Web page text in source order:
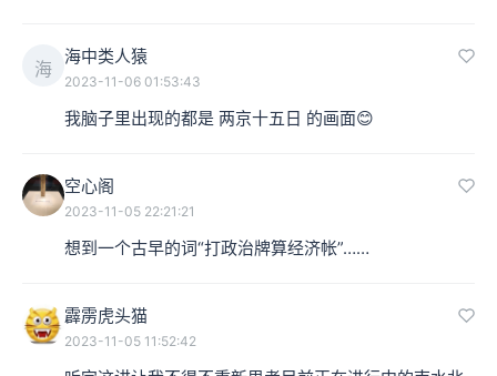
海
海中类人猿
2023-11-06 01:53:43
我脑子里出现的都是 两京十五日 的画面😊
空心阁
2023-11-05 22:21:21
想到一个古早的词“打政治牌算经济帐”……
霹雳虎头猫
2023-11-05 11:52:42